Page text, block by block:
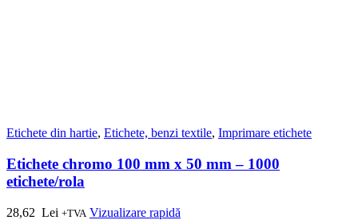
Etichete din hartie, Etichete, benzi textile, Imprimare etichete
Etichete chromo 100 mm x 50 mm – 1000
etichete/rola
28,62 Lei +TVA Vizualizare rapidă